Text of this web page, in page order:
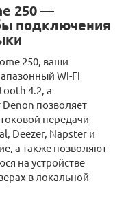
250 —
подключения
250, ваши
Wi-Fi
4.2, а
позволяет
передачи
Deezer, Napster и
а также позволяют
на устройстве
в локальной